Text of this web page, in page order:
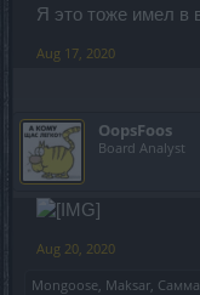
Я это тоже имел в
Aug 17, 2020
OopsFoos
Board Analyst
Aug 20, 2020
Mongoose Maksar Самма